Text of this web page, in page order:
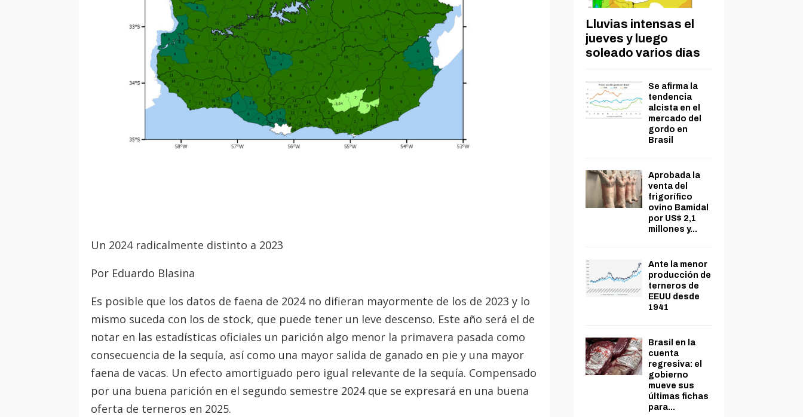
Un 2024 radicalmente distinto a 2023
Por Eduardo Blasina
Es posible que los datos de faena de 2024 no difieran mayormente de los de 2023 y lo
mismo suceda con los de stock, que puede tener un leve descenso. Este año será el de
notar en las estadísticas oficiales un parición algo menor la primavera pasada como
consecuencia de la sequía, así como una mayor salida de ganado en pie y una mayor
faena de vacas. Un efecto amortiguado pero igual relevante de la sequía. Compensado
por una buena parición en el segundo semestre 2024 que se expresará en una buena
oferta de terneros en 2025.
Lluvias intensas el
jueves y luego
soleado varios días
Se afirma la
tendencia
alcista en el
mercado del
gordo en
Brasil
Aprobada la
venta del
frigorífico
ovino Bamidal
por US$ 2,1
millones y...
Ante la menor
producción de
terneros de
EEUU desde
1941
Brasil en la
cuenta
regresiva: el
gobierno
mueve sus
últimas fichas
para...